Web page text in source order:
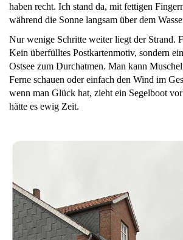
haben recht. Ich stand da, mit fettigen
während die Sonne langsam über dem
Nur wenige Schritte weiter liegt der Strand.
Kein überfülltes Postkartenmotiv, sondern
Ostsee zum Durchatmen. Man kann
Ferne schauen oder einfach den Wind im
wenn man Glück hat, zieht ein Segelboot
hätte es ewig Zeit.